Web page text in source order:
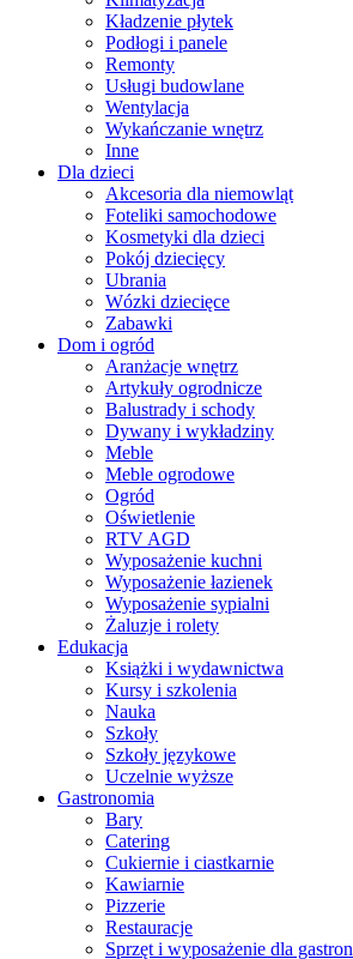
Kładzenie płytek
Podłogi i panele
Remonty
Usługi budowlane
Wentylacja
Wykańczanie wnętrz
Inne
Dla dzieci
Akcesoria dla niemowląt
Foteliki samochodowe
Kosmetyki dla dzieci
Pokój dziecięcy
Ubrania
Wózki dziecięce
Zabawki
Dom i ogród
Aranżacje wnętrz
Artykuły ogrodnicze
Balustrady i schody
Dywany i wykładziny
Meble
Meble ogrodowe
Ogród
Oświetlenie
RTV AGD
Wyposażenie kuchni
Wyposażenie łazienek
Wyposażenie sypialni
Żaluzje i rolety
Edukacja
Książki i wydawnictwa
Kursy i szkolenia
Nauka
Szkoły
Szkoły językowe
Uczelnie wyższe
Gastronomia
Bary
Catering
Cukiernie i ciastkarnie
Kawiarnie
Pizzerie
Restauracje
Sprzęt i wyposażenie dla